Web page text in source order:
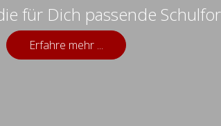
für Dich passende
Erfahre mehr ...